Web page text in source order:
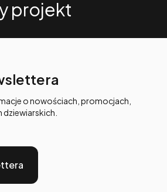
projekt
o nowościach, promocjach,